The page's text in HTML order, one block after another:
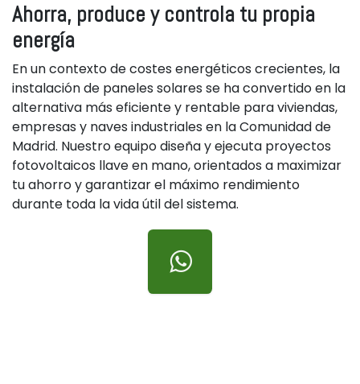
Ahorra, produce y controla tu propia
energía
En un contexto de costes energéticos crecientes, la
instalación de paneles solares se ha convertido en la
alternativa más eficiente y rentable para viviendas,
empresas y naves industriales en la Comunidad de
Madrid. Nuestro equipo diseña y ejecuta proyectos
fotovoltaicos llave en mano, orientados a maximizar
tu ahorro y garantizar el máximo rendimiento
durante toda la vida útil del sistema.